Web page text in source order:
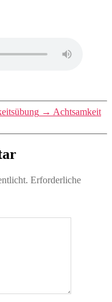
→ Achtsamkeit
Erforderliche